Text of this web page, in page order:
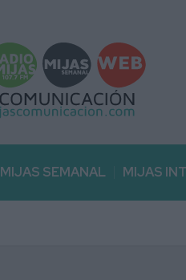
MIJAS SEMANAL MIJAS